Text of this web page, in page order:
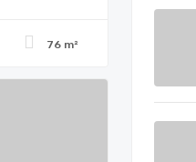
76 m²